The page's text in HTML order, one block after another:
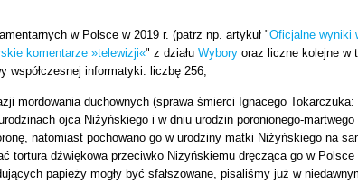
w Polsce w 2019 r. (patrz np. artykuł "Oficjalne wyniki
komentarze »telewizji«" z działu Wybory oraz liczne kolejne w
współczesnej informatyki: liczbę 256;
mordowania duchownych (sprawa śmierci Ignacego
ojca Niżyńskiego i w dniu urodzin poronionego-
natomiast pochowano go w urodziny matki Niżyńskiego na
tortura dźwiękowa przeciwko Niżyńskiemu dręcząca go w
papieży mogły być sfałszowane, pisaliśmy już w